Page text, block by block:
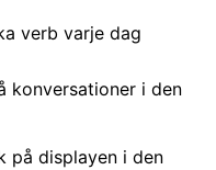
verb varje dag
konversationer i den
på displayen i den